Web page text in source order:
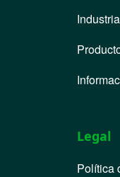
Legal
Política